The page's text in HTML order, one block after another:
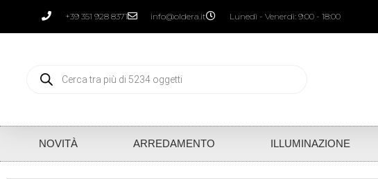
+39 351 928 8371 info@oldera.it Lunedì - Venerdì: 9:00 - 18:00
NOVITÀ ARREDAMENTO ILLUMINAZIONE